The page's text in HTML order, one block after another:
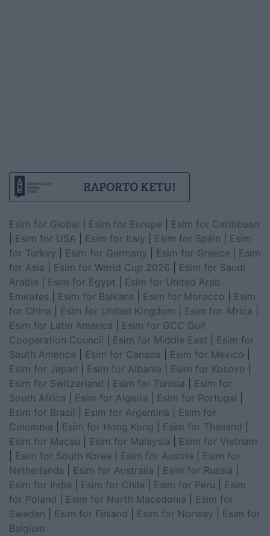
Esim for Global Esim for Europe
Esim for Caribbean
Esim for USA Esim for Italy Esim for Spain
Esim
for Turkey
Esim for Germany Esim for Greece
Esim
for Asia
Esim for World Cup 2026
Esim for Saudi
Arabia
Esim for Egypt
Esim for United Arab
Emirates
Esim for Balkans Esim for Morocco
Esim
for China
Esim for United Kingdom Esim for Africa
Esim for Latin America
Esim for GCC Gulf
Cooperation Council
Esim for Middle East
Esim for
South America
Esim for Canada Esim for Mexico
Esim for Japan
Esim for Albania Esim for Kosovo
Esim for Switzerland
Esim for Tunisia
Esim for
South Africa
Esim for Algeria Esim for Portugal
Esim for Brazil
Esim for Argentina
Esim for
Colombia
Esim for Hong Kong Esim for Thailand
Esim for Macau
Esim for Malaysia
Esim for Vietnam
Esim for South Korea Esim for Austria
Esim for
Netherlands
Esim for Australia Esim for Russia
Esim for India
Esim for Chile Esim for Peru
Esim
for Poland
Esim for North Macedonia
Esim for
Sweden
Esim for Finland Esim for Norway
Esim for
Belgium